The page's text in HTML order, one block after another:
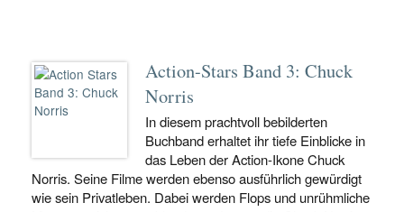
Action-Stars Band 3: Chuck
Norris
In diesem prachtvoll bebilderten
Buchband erhaltet ihr tiefe Einblicke in
das Leben der Action-Ikone Chuck
Norris. Seine Filme werden ebenso ausführlich gewürdigt
wie sein Privatleben. Dabei werden Flops und unrühmliche